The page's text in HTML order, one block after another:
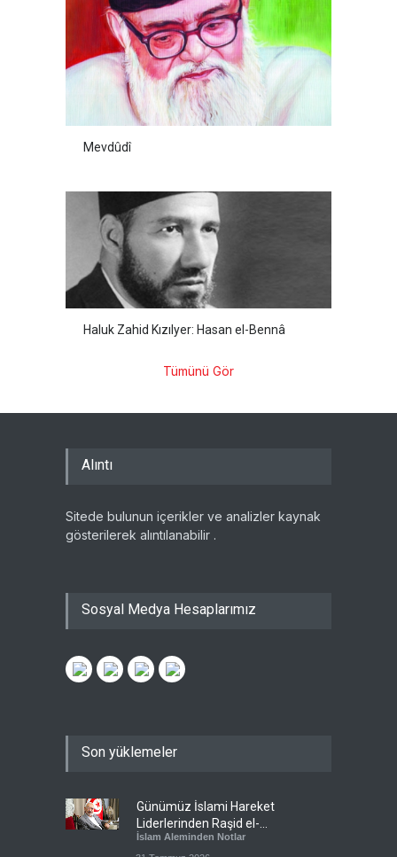
Mevdûdî
Haluk Zahid Kızılyer: Hasan el-Bennâ
Tümünü Gör
Alıntı
Sitede bulunun içerikler ve analizler kaynak
gösterilerek alıntılanabilir .
Sosyal Medya Hesaplarımız
Son yüklemeler
Günümüz İslami Hareket
Liderlerinden Raşid el-
Gannuşi’ye Seküler Faşizmin
İslam Aleminden Notlar